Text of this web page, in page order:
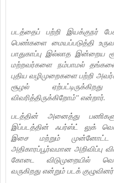
படத்தைப் பற்றி இயக்குநர்
பெண்களை மையப்படுத்தி
பாதுகாப்பு இல்லாத இன்றைய
மற்றவர்களை நம்பாமல்
புதிய வழிமுறைகளை பற்றி
சூழல்
விவரித்திருக்கிறோம்'' என்றார்.
படத்தின் அனைத்து
இப்படத்தின் ஃபர்ஸ்ட் லுக்
இசை மற்றும் முன்னோட்ட
அதிகாரப்பூர்வமான அறிவிப்பு
கோடை விடுமுறையில்
வருகிறது என்றும் படக்